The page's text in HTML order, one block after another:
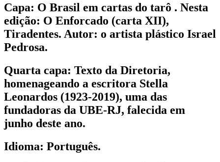
Capa: O Brasil em cartas do tarô . Nesta
edição: O Enforcado (carta XII),
Tiradentes. Autor: o artista plástico Israel
Pedrosa.
Quarta capa: Texto da Diretoria,
homenageando a escritora Stella
Leonardos (1923-2019), uma das
fundadoras da UBE-RJ, falecida em
junho deste ano.
Idioma: Português.